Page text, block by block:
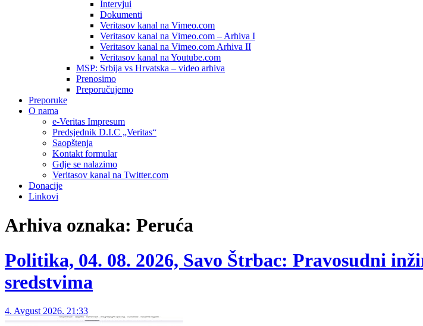
Intervjui
Dokumenti
Veritasov kanal na Vimeo.com
Veritasov kanal na Vimeo.com – Arhiva I
Veritasov kanal na Vimeo.com Arhiva II
Veritasov kanal na Youtube.com
MSP: Srbija vs Hrvatska – video arhiva
Prenosimo
Preporučujemo
Preporuke
O nama
e-Veritas Impresum
Predsjednik D.I.C „Veritas“
Saopštenja
Kontakt formular
Gdje se nalazimo
Veritasov kanal na Twitter.com
Donacije
Linkovi
Arhiva oznaka: Peruća
Politika, 04. 08. 2026, Savo Štrbac: Pravosudni
sredstvima
4. Avgust 2026. 21:33